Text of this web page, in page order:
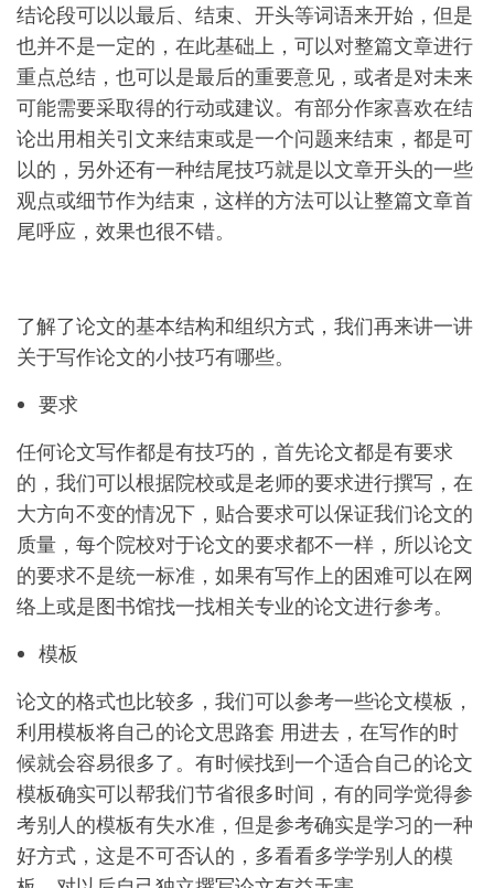
结论段可以以最后、结束、开头等词语来开始，但是
也并不是一定的，在此基础上，可以对整篇文章进行
重点总结，也可以是最后的重要意见，或者是对未来
可能需要采取得的行动或建议。有部分作家喜欢在结
论出用相关引文来结束或是一个问题来结束，都是可
以的，另外还有一种结尾技巧就是以文章开头的一些
观点或细节作为结束，这样的方法可以让整篇文章首
尾呼应，效果也很不错。
了解了论文的基本结构和组织方式，我们再来讲一讲
关于写作论文的小技巧有哪些。
要求
任何论文写作都是有技巧的，首先论文都是有要求
的，我们可以根据院校或是老师的要求进行撰写，在
大方向不变的情况下，贴合要求可以保证我们论文的
质量，每个院校对于论文的要求都不一样，所以论文
的要求不是统一标准，如果有写作上的困难可以在网
络上或是图书馆找一找相关专业的论文进行参考。
模板
论文的格式也比较多，我们可以参考一些论文模板，
利用模板将自己的论文思路套 用进去，在写作的时
候就会容易很多了。有时候找到一个适合自己的论文
模板确实可以帮我们节省很多时间，有的同学觉得参
考别人的模板有失水准，但是参考确实是学习的一种
好方式，这是不可否认的，多看看多学学别人的模